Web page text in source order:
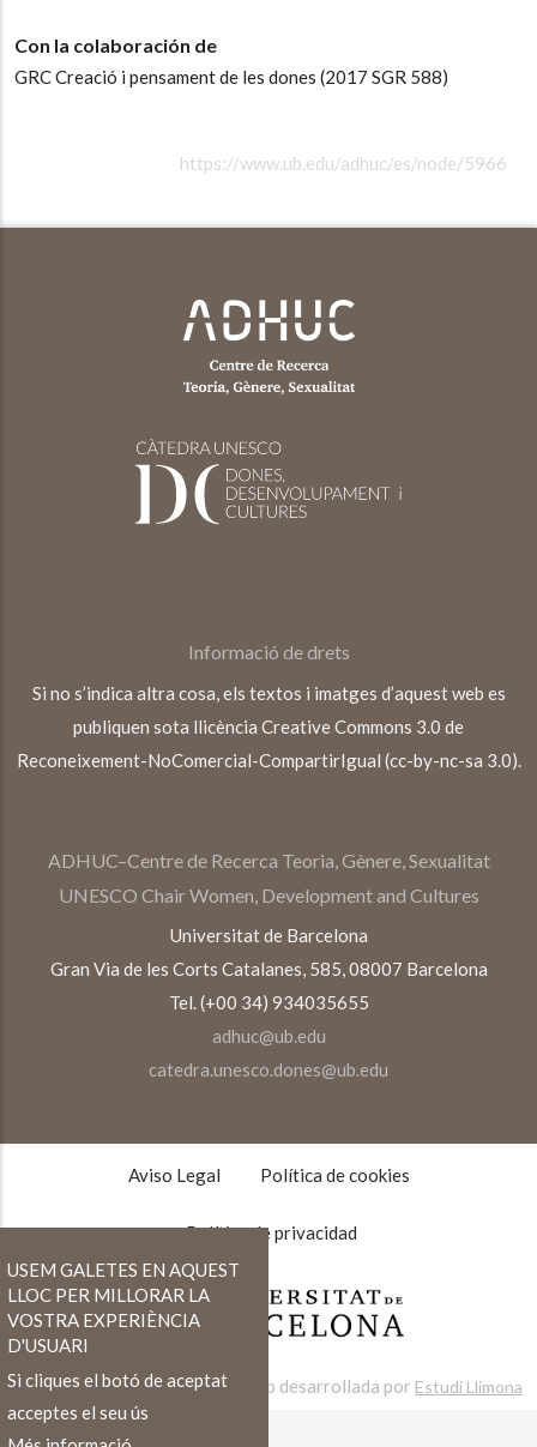
Con la colaboración de
GRC Creació i pensament de les dones (2017 SGR 588)
https://www.ub.edu/adhuc/es/node/5966
Informació de drets
Si no s’indica altra cosa, els textos i imatges d’aquest web es
publiquen sota llicència Creative Commons 3.0 de
Reconeixement-NoComercial-CompartirIgual (cc-by-nc-sa 3.0).
ADHUC–Centre de Recerca Teoria, Gènere, Sexualitat
UNESCO Chair Women, Development and Cultures
Universitat de Barcelona
Gran Via de les Corts Catalanes, 585, 08007 Barcelona
Tel. (+00 34) 934035655
adhuc@ub.edu
catedra.unesco.dones@ub.edu
TEXTOS
Aviso Legal Política de cookies
Política de privacidad
Web desarrollada por Estudi Llimona
USEM GALETES EN AQUEST
LLOC PER MILLORAR LA
VOSTRA EXPERIÈNCIA
D'USUARI
Si cliques el botó de aceptat
acceptes el seu ús